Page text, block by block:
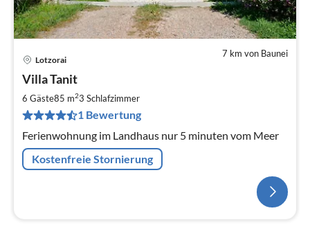
7 km von Baunei
Lotzorai
Villa Tanit
6 Gäste85 m23 Schlafzimmer
1 Bewertung
Ferienwohnung im Landhaus nur 5 minuten vom Meer
Kostenfreie Stornierung